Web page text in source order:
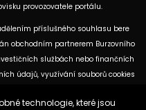
provozovatele portálu.
příslušného souhlasu bere
obchodním partnerem Burzovního
službách nebo finančních
údajů, využívání souborů cookies
U jednotlivých článků mohou
technologie, které jsou